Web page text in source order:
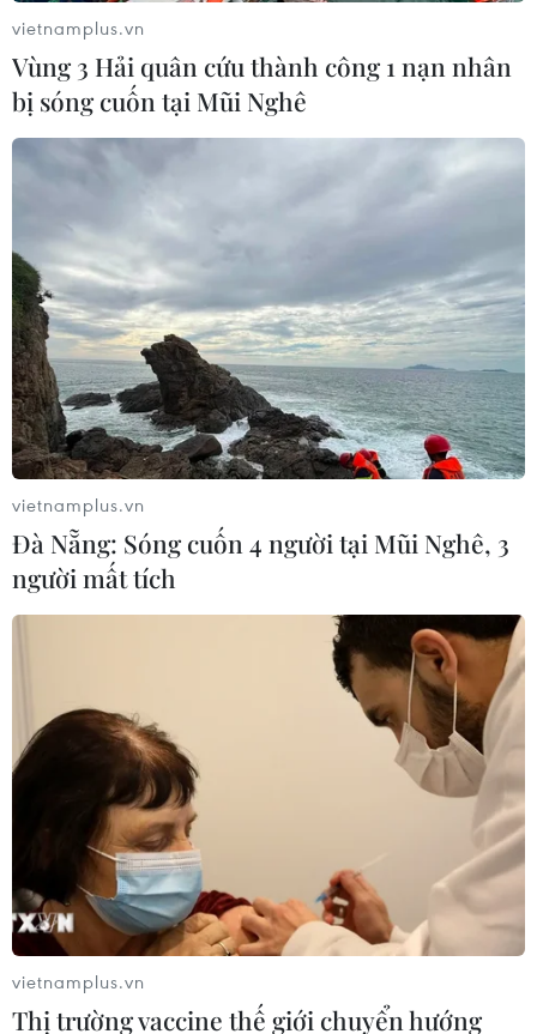
vietnamplus.vn
Vùng 3 Hải quân cứu thành công 1 nạn nhân
bị sóng cuốn tại Mũi Nghê
vietnamplus.vn
Đà Nẵng: Sóng cuốn 4 người tại Mũi Nghê, 3
người mất tích
vietnamplus.vn
Thị trường vaccine thế giới chuyển hướng